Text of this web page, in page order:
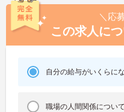
＼応
この求人に
自分の給与がいくらに
職場の人間関係につい